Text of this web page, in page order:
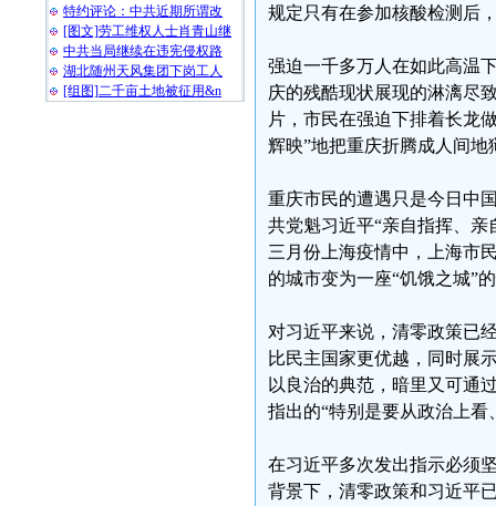
特约评论：中共近期所谓改
[图文]劳工维权人士肖青山继
中共当局继续在违宪侵权路
湖北随州天风集团下岗工人
[组图]二千亩土地被征用&n
规定只有在参加核酸检测后
强迫一千多万人在如此高温
庆的残酷现状展现的淋漓尽
片，市民在强迫下排着长龙
辉映”地把重庆折腾成人间地
重庆市民的遭遇只是今日中
共党魁习近平“亲自指挥、
三月份上海疫情中，上海市
的城市变为一座“饥饿之城”
对习近平来说，清零政策已
比民主国家更优越，同时展
以良治的典范，暗里又可通
指出的“特别是要从政治上看
在习近平多次发出指示必须
背景下，清零政策和习近平